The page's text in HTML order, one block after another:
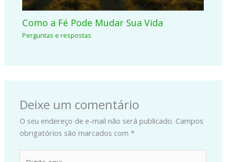
Como a Fé Pode Mudar Sua Vida
Perguntas e respostas
Deixe um comentário
O seu endereço de e-mail não será publicado. Campos
obrigatórios são marcados com*